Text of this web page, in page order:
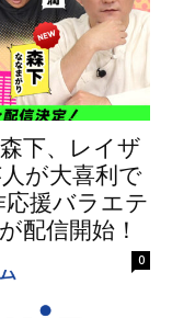
下、レイザ
が大喜利で
援バラエテ
配信開始！
0